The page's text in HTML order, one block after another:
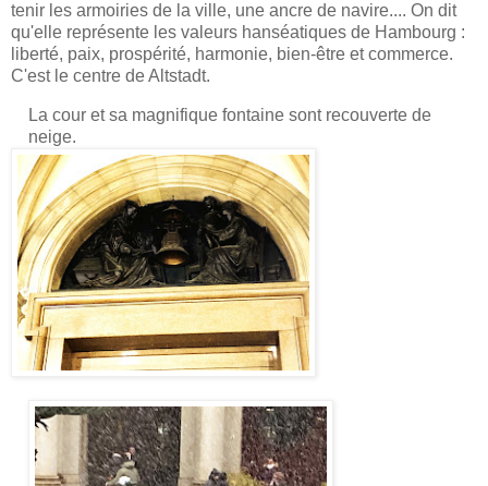
tenir les armoiries de la ville, une ancre de navire.... On dit
qu'elle représente les valeurs hanséatiques de Hambourg :
liberté, paix, prospérité, harmonie, bien-être et commerce.
C'est le centre de Altstadt.
La cour et sa magnifique fontaine sont recouverte de
neige.